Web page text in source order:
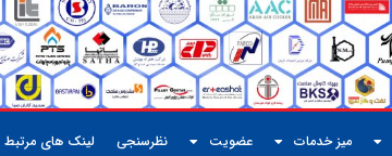
میز خدمات عضویت نظرسنجی لینک های مرتبط